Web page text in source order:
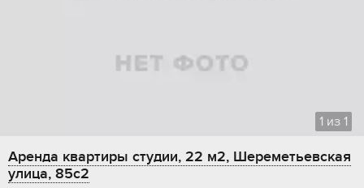
1 из 1
Аренда квартиры студии, 22 м2, Шереметьевская
улица, 85с2